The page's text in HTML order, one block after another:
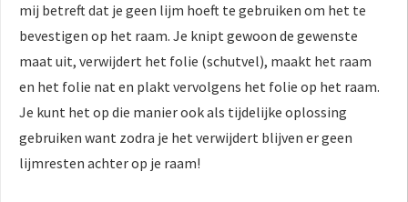
mij betreft dat je geen lijm hoeft te gebruiken om het te
bevestigen op het raam. Je knipt gewoon de gewenste
maat uit, verwijdert het folie (schutvel), maakt het raam
en het folie nat en plakt vervolgens het folie op het raam.
Je kunt het op die manier ook als tijdelijke oplossing
gebruiken want zodra je het verwijdert blijven er geen
lijmresten achter op je raam!